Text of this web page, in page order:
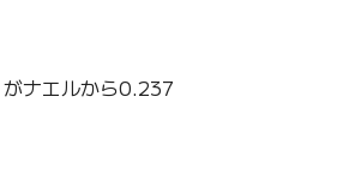
ナエルから0.237